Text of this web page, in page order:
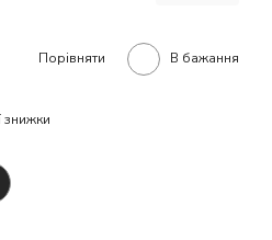
Порівняти В бажання
знижки